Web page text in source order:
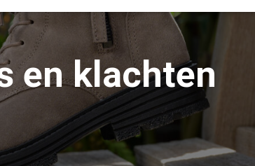
en klachten